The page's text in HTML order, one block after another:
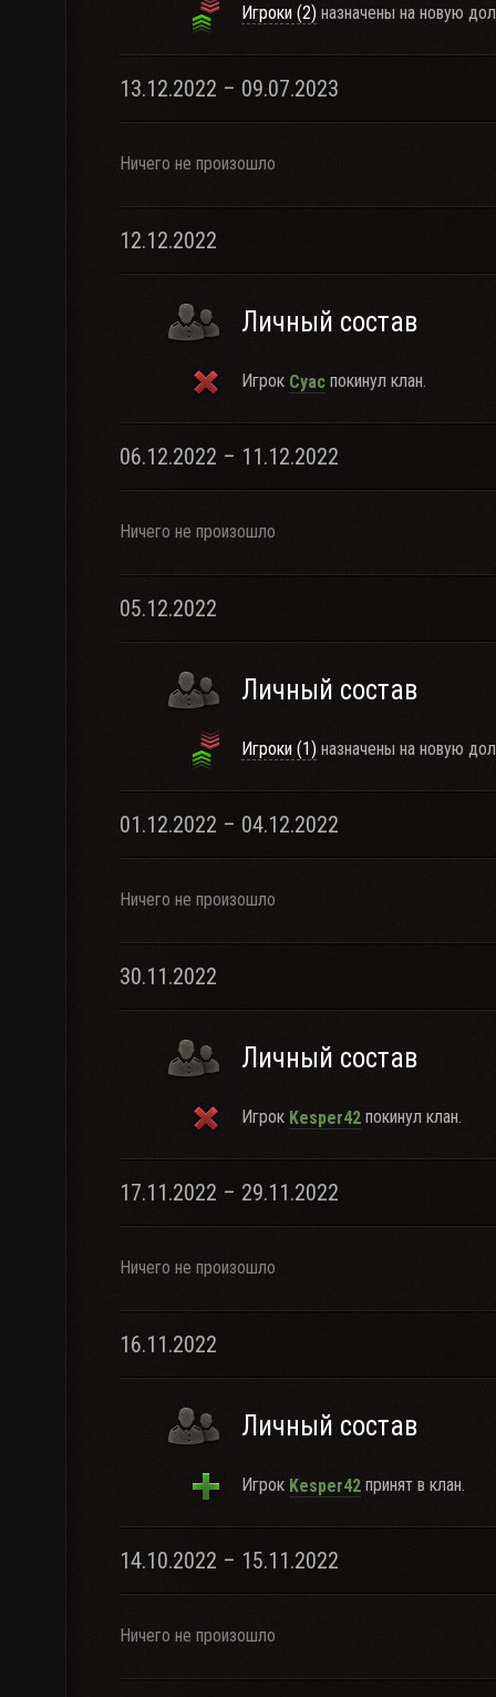
Игроки (2) назначены на новую
13.12.2022 – 09.07.2023
Ничего не произошло
12.12.2022
Личный состав
Игрок Cyac покинул клан.
06.12.2022 – 11.12.2022
Ничего не произошло
05.12.2022
Личный состав
Игроки (1) назначены на новую
01.12.2022 – 04.12.2022
Ничего не произошло
30.11.2022
Личный состав
Игрок Kesper42 покинул клан.
17.11.2022 – 29.11.2022
Ничего не произошло
16.11.2022
Личный состав
Игрок Kesper42 принят в клан.
14.10.2022 – 15.11.2022
Ничего не произошло